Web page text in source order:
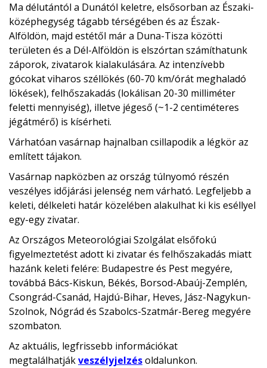
Ma délutántól a Dunától keletre, elsősorban az Északi-
középhegység tágabb térségében és az Észak-
Alföldön, majd estétől már a Duna-Tisza közötti
területen és a Dél-Alföldön is elszórtan számíthatunk
záporok, zivatarok kialakulására. Az intenzívebb
gócokat viharos széllökés (60-70 km/órát meghaladó
lökések), felhőszakadás (lokálisan 20-30 milliméter
feletti mennyiség), illetve jégeső (~1-2 centiméteres
jégátmérő) is kísérheti.
Várhatóan vasárnap hajnalban csillapodik a légkör az
említett tájakon.
Vasárnap napközben az ország túlnyomó részén
veszélyes időjárási jelenség nem várható. Legfeljebb a
keleti, délkeleti határ közelében alakulhat ki kis eséllyel
egy-egy zivatar.
Az Országos Meteorológiai Szolgálat elsőfokú
figyelmeztetést adott ki zivatar és felhőszakadás miatt
hazánk keleti felére: Budapestre és Pest megyére,
továbbá Bács-Kiskun, Békés, Borsod-Abaúj-Zemplén,
Csongrád-Csanád, Hajdú-Bihar, Heves, Jász-Nagykun-
Szolnok, Nógrád és Szabolcs-Szatmár-Bereg megyére
szombaton.
Az aktuális, legfrissebb információkat
megtalálhatjákveszélyjelzésoldalunkon.